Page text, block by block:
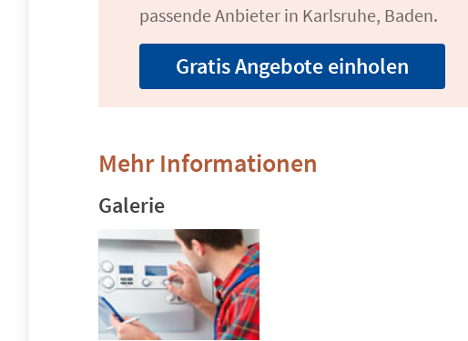
passende Anbieter in Karlsruhe, Baden.
Gratis Angebote einholen
Mehr Informationen
Galerie